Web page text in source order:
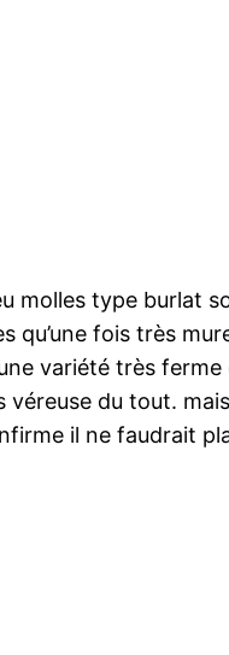
molles type burlat
qu’une fois très
variété très ferme
du tout.
il ne faudrait